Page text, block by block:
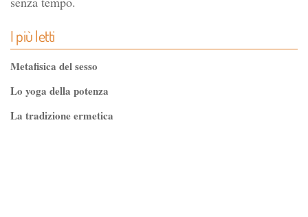
I più letti
Metafisica del sesso
Lo yoga della potenza
La tradizione ermetica